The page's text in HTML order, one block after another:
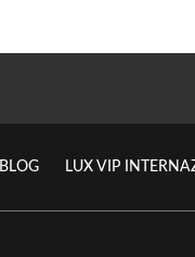
BLOG LUX VIP